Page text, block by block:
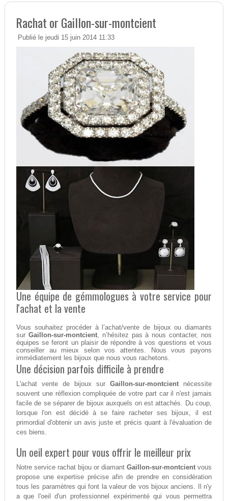
Rachat or Gaillon-sur-montcient
Publié le jeudi 15 juin 2014 11:33
Une équipe de gémmologues à votre service pour
l'achat et la vente
Vous souhaitez procéder à l’achat/vente de bijoux ou diamants
sur Gaillon-sur-montcient, n’hésitez pas à nous contacter, nos
équipes se feront un plaisir de répondre à vos questions et vous
conseiller au mieux selon vos attentes. Nous vous payons
immédiatement les bijoux que nous vous rachetons.
Une décision parfois difficile à prendre
L'achat vente de bijoux surGaillon-sur-montcient nécessite
souvent une réflexion compliquée de votre part car il n'est jamais
facile de se séparer de bijoux auxquels on est attachés. Du coup,
lorsque l'on est décidé à se faire racheter ses bijoux, il est
primordial d'obtenir un avis juste et précis quant à l'évaluation de
ces biens.
Un oeil expert pour vous offrir le meilleur prix
Notre service rachat bijou or diamantGaillon-sur-montcient vous
propose une expertise précise afin de prendre en considération
tous les paramètres qui font la valeur de vos bijoux anciens. Il n'y
a que l'oeil d'un professionnel expérimenté qui vous permettra